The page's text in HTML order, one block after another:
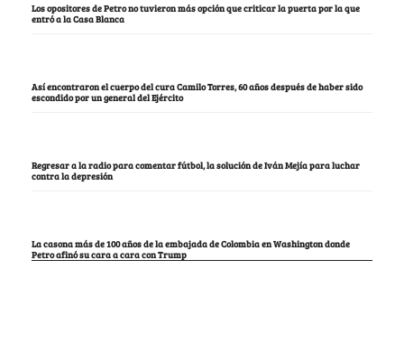
Los opositores de Petro no tuvieron más opción que criticar la puerta por la que
entró a la Casa Blanca
Así encontraron el cuerpo del cura Camilo Torres, 60 años después de haber sido
escondido por un general del Ejército
Regresar a la radio para comentar fútbol, la solución de Iván Mejía para luchar
contra la depresión
La casona más de 100 años de la embajada de Colombia en Washington donde
Petro afinó su cara a cara con Trump